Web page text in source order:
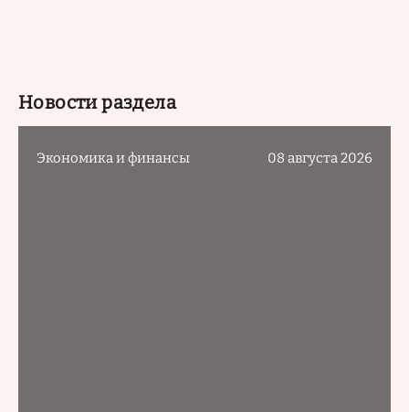
Новости раздела
Экономика и финансы 08 августа 2026